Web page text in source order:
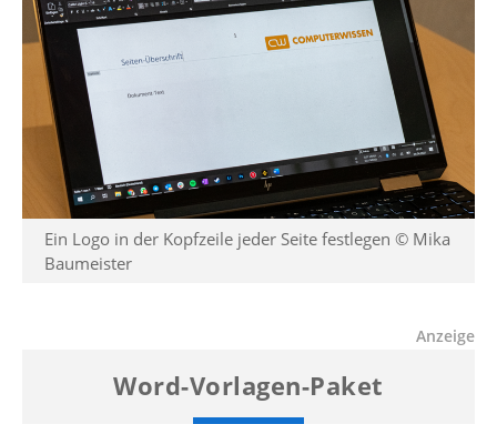
Ein Logo in der Kopfzeile jeder Seite festlegen © Mika
Baumeister